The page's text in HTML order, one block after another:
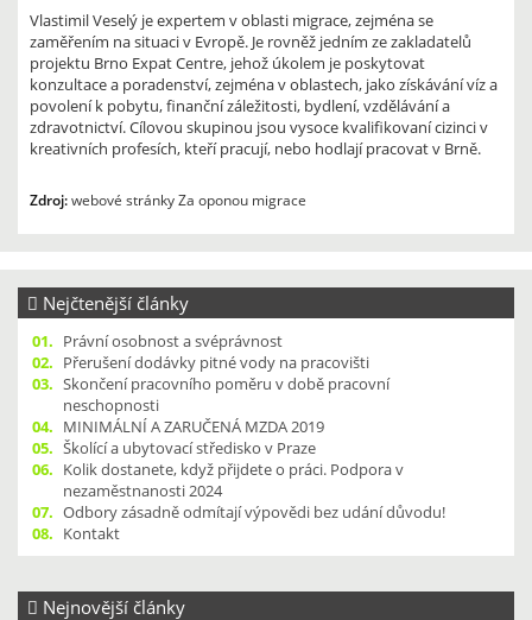
Vlastimil Veselý je expertem v oblasti migrace, zejména se
zaměřením na situaci v Evropě. Je rovněž jedním ze zakladatelů
projektu Brno Expat Centre, jehož úkolem je poskytovat
konzultace a poradenství, zejména v oblastech, jako získávání víz a
povolení k pobytu, finanční záležitosti, bydlení, vzdělávání a
zdravotnictví. Cílovou skupinou jsou vysoce kvalifikovaní cizinci v
kreativních profesích, kteří pracují, nebo hodlají pracovat v Brně.
Zdroj:webové stránky Za oponou migrace
Nejčtenější články
01. Právní osobnost a svéprávnost
02. Přerušení dodávky pitné vody na pracovišti
03. Skončení pracovního poměru v době pracovní
neschopnosti
04. MINIMÁLNÍ A ZARUČENÁ MZDA 2019
05. Školící a ubytovací středisko v Praze
06. Kolik dostanete, když přijdete o práci. Podpora v
nezaměstnanosti 2024
07. Odbory zásadně odmítají výpovědi bez udání důvodu!
08. Kontakt
Nejnovější články